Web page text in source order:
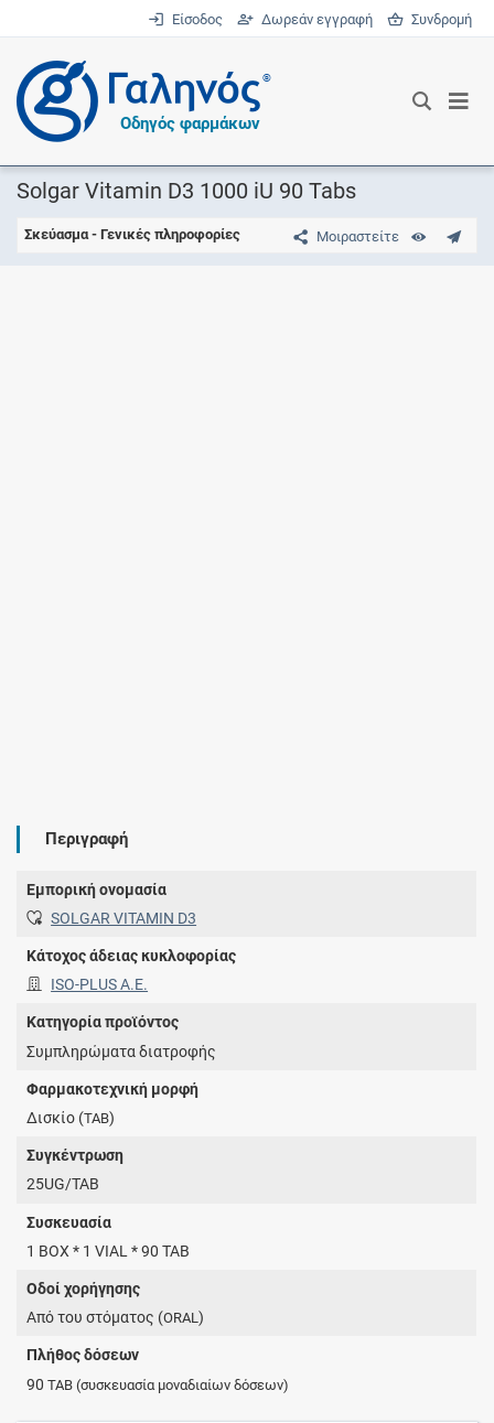
Είσοδος Δωρεάν εγγραφή Συνδρομή
®
Οδηγός φαρμάκων
Solgar Vitamin D3 1000 iU 90 Tabs
Μοιραστείτε
Σκεύασμα - Γενικές πληροφορίες
Περιγραφή
Εμπορική ονομασία
SOLGAR VITAMIN D3
Κάτοχος άδειας κυκλοφορίας
ISO-PLUS Α.Ε.
Κατηγορία προϊόντος
Συμπληρώματα διατροφής
Φαρμακοτεχνική μορφή
Δισκίο (TAB)
Συγκέντρωση
25UG/TAB
Συσκευασία
1 BOX * 1 VIAL * 90 TAB
Οδοί χορήγησης
Από του στόματος (ORAL)
Πλήθος δόσεων
90TAB (συσκευασία μοναδιαίων δόσεων)